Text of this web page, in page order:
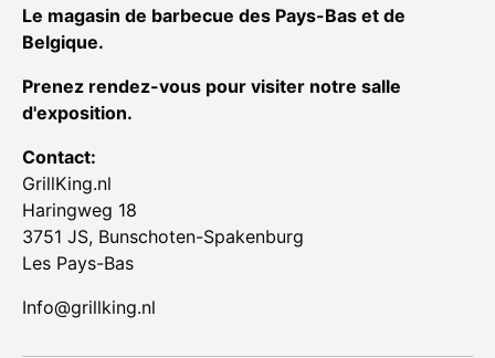
Le magasin de barbecue des Pays-Bas et de
Belgique.
Prenez rendez-vous pour visiter notre salle
d'exposition.
Contact:
GrillKing.nl
Haringweg 18
3751 JS, Bunschoten-Spakenburg
Les Pays-Bas
Info@grillking.nl